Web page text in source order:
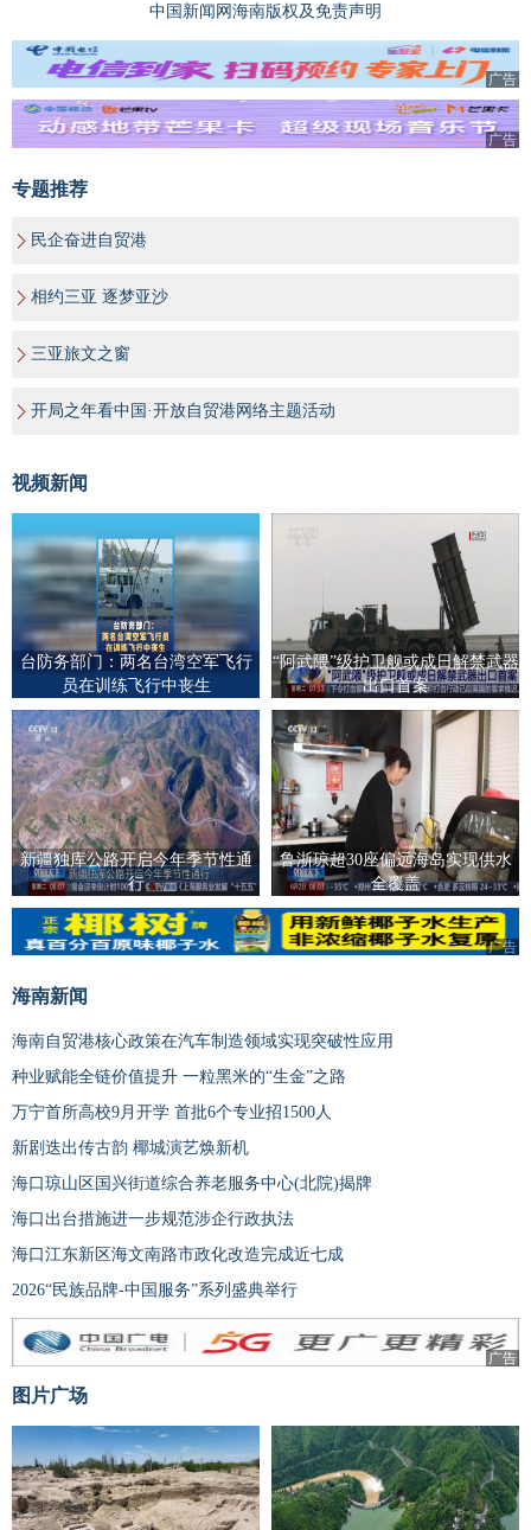
中国新闻网海南版权及免责声明
广告
广告
专题推荐
民企奋进自贸港
相约三亚 逐梦亚沙
三亚旅文之窗
开局之年看中国·开放自贸港网络主题活动
视频新闻
台防务部门：两名台湾空军飞行
员在训练飞行中丧生
“阿武隈”级护卫舰或成日解禁武器
出口首案
新疆独库公路开启今年季节性通
行
鲁浙琼超30座偏远海岛实现供水
全覆盖
广告
海南新闻
海南自贸港核心政策在汽车制造领域实现突破性应用
种业赋能全链价值提升 一粒黑米的“生金”之路
万宁首所高校9月开学 首批6个专业招1500人
新剧迭出传古韵 椰城演艺焕新机
海口琼山区国兴街道综合养老服务中心(北院)揭牌
海口出台措施进一步规范涉企行政执法
海口江东新区海文南路市政化改造完成近七成
2026“民族品牌-中国服务”系列盛典举行
广告
图片广场